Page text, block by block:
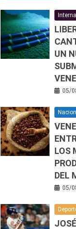
UN
05/
LOS
DEL
05/